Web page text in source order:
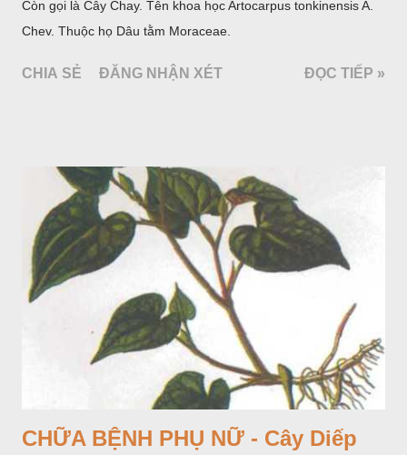
Còn gọi là Cây Chay. Tên khoa học Artocarpus tonkinensis A.
Chev. Thuộc họ Dâu tằm Moraceae.
CHIA SẺ ĐĂNG NHẬN XÉT ĐỌC TIẾP »
CHỮA BỆNH PHỤ NỮ - Cây Diếp